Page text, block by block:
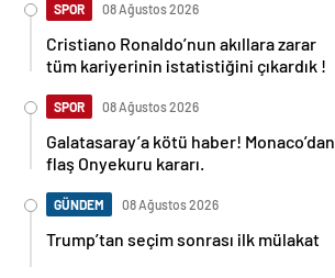
SPOR 08 Ağustos 2026
Cristiano Ronaldo’nun akıllara zarar
tüm kariyerinin istatistiğini çıkardık !
SPOR 08 Ağustos 2026
Galatasaray’a kötü haber! Monaco’dan
flaş Onyekuru kararı.
GÜNDEM 08 Ağustos 2026
Trump’tan seçim sonrası ilk mülakat